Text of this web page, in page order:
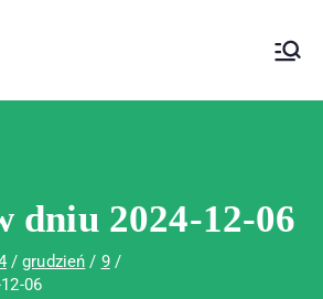
Szpital Specjalistyczny im.
w Czerwonej Górze
dniu 2024-12-06
grudzień
9
06